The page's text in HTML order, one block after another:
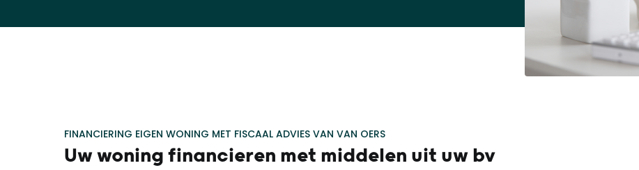
FINANCIERING EIGEN WONING MET FISCAAL ADVIES VAN VAN OERS
Uw woning financieren met middelen uit uw bv